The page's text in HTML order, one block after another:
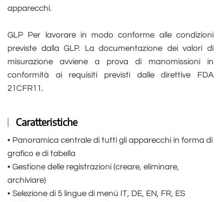
apparecchi.
GLP Per lavorare in modo conforme alle condizioni
previste dalla GLP. La documentazione dei valori di
misurazione avviene a prova di manomissioni in
conformità ai requisiti previsti dalle direttive FDA
21CFR11.
Caratteristiche
• Panoramica centrale di tutti gli apparecchi in forma di
grafico e di tabella
• Gestione delle registrazioni (creare, eliminare,
archiviare)
• Selezione di 5 lingue di menù IT, DE, EN, FR, ES